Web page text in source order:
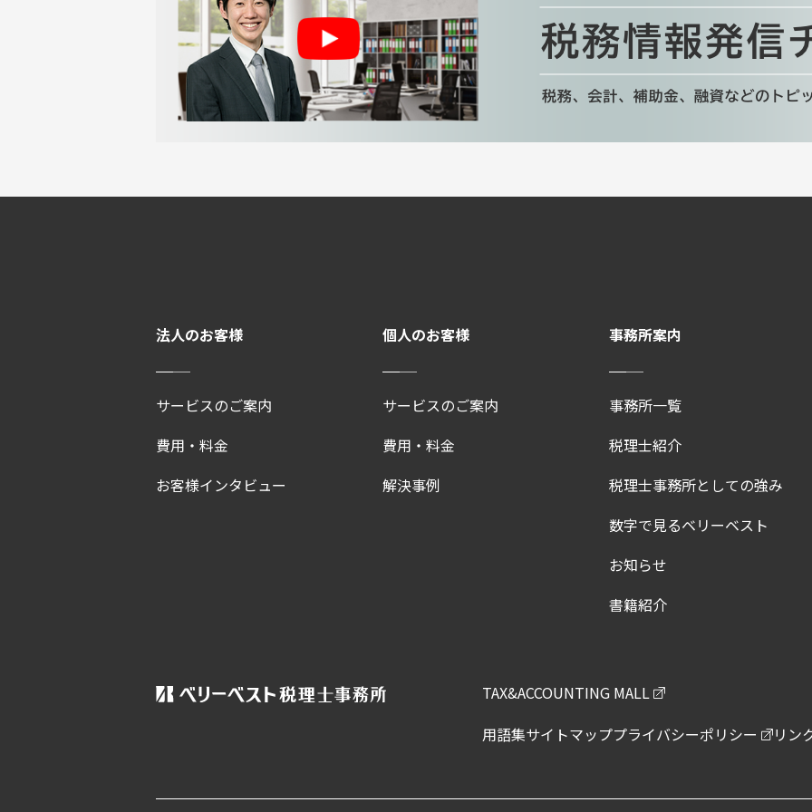
法人のお客様
サービスのご案内
費用・料金
お客様インタビュー
個人のお客様
サービスのご案内
費用・料金
解決事例
事務所案内
事務所一覧
税理士紹介
税理士事務所としての強み
数字で見るベリーベスト
お知らせ
書籍紹介
TAX&ACCOUNTING MALL
用語集サイトマッププライバシーポリシー リン